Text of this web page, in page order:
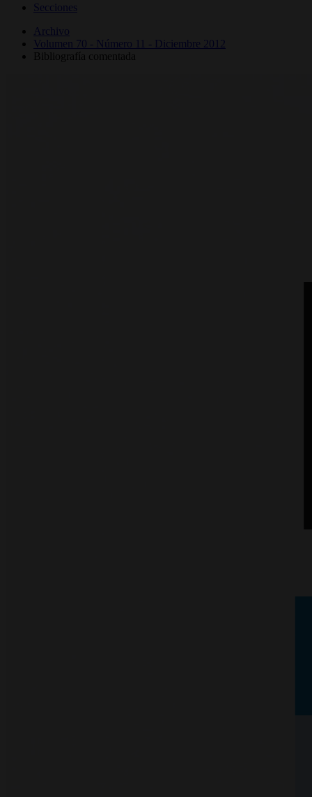
Secciones
Archivo
Volumen 70 - Número 11 - Diciembre 2012
Bibliografía comentada